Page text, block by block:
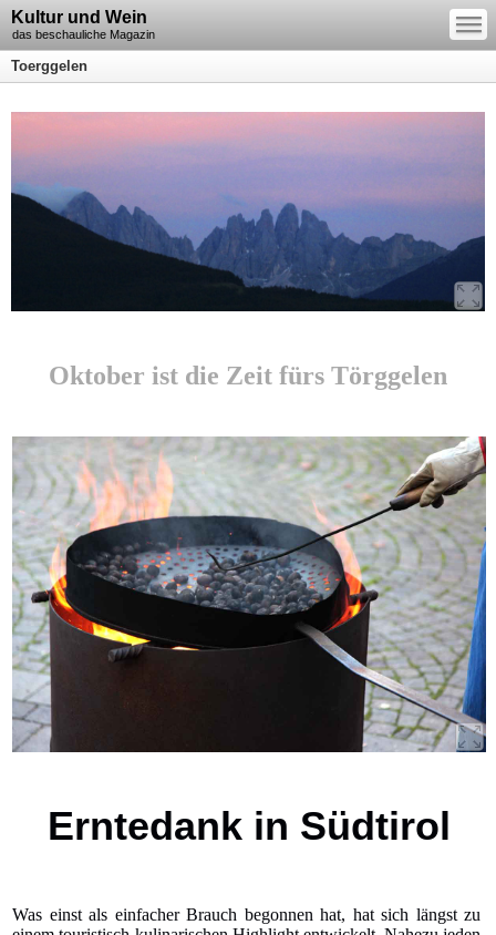
Kultur und Wein
das beschauliche Magazin
—
—
—
Toerggelen
Oktober ist die Zeit fürs Törggelen
Erntedank in Südtirol
Was einst als einfacher Brauch begonnen hat, hat sich längst zu